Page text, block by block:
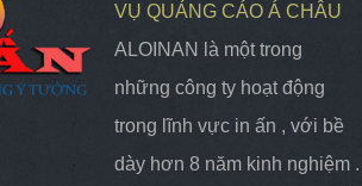
VỤ QUẢNG CÁO Á CHÂU
ALOINAN là một trong
những công ty hoạt động
trong lĩnh vực in ấn , với bề
dày hơn 8 năm kinh nghiệm .